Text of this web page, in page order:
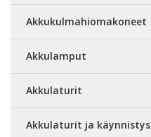
Akkukulmahiomakoneet
Akkulamput
Akkulaturit
Akkulaturit ja käynnistys